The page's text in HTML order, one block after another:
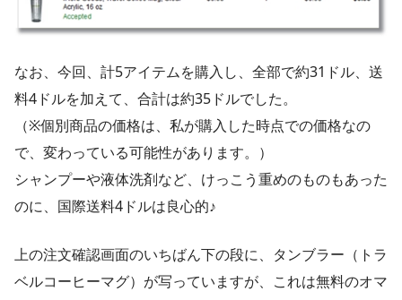
なお、今回、計5アイテムを購入し、全部で約31ドル、送
料4ドルを加えて、合計は約35ドルでした。
（※個別商品の価格は、私が購入した時点での価格なの
で、変わっている可能性があります。）
シャンプーや液体洗剤など、けっこう重めのものもあった
のに、国際送料4ドルは良心的♪
上の注文確認画面のいちばん下の段に、タンブラー（トラ
ベルコーヒーマグ）が写っていますが、これは無料のオマ